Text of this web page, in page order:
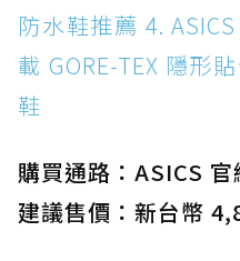
防水鞋推薦 4.
載 GORE-TEX 隱形
鞋
購買通路：ASICS
建議售價：新台幣